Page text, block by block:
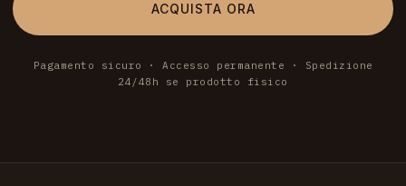
ACQUISTA ORA
Pagamento sicuro · Accesso permanente · Spedizione
24/48h se prodotto fisico